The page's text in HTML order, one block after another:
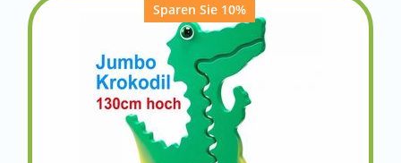
Sparen Sie 10%